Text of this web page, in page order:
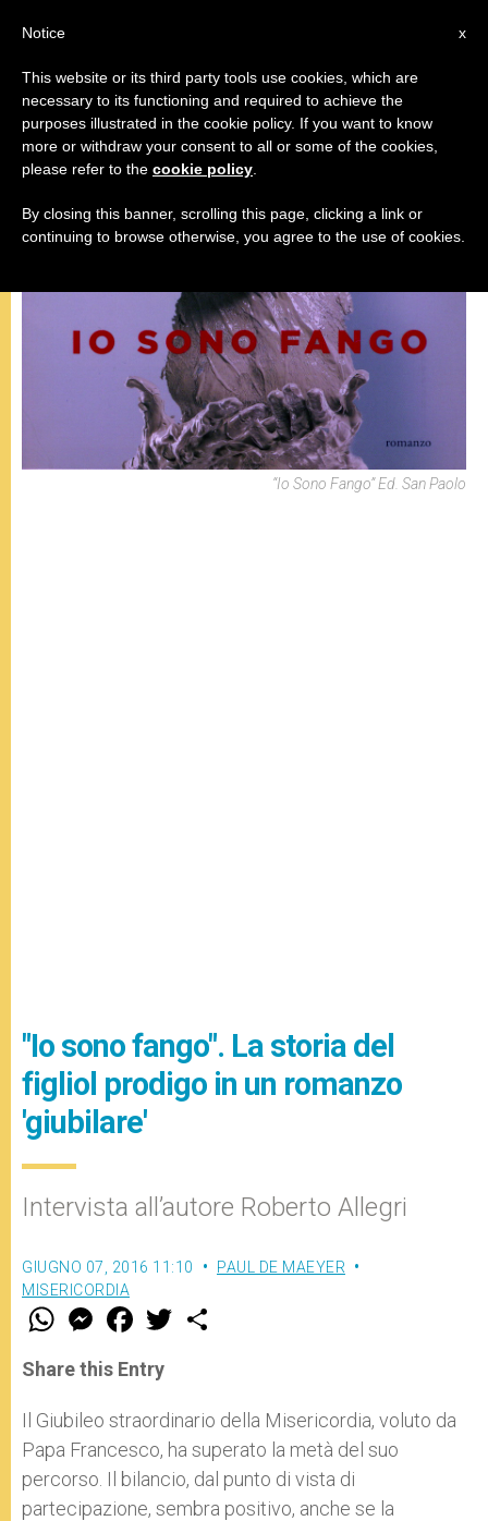
MISERICORDIA
“Io Sono Fango” Ed. San Paolo
"Io sono fango". La storia del
figliol prodigo in un romanzo
'giubilare'
Intervista all’autore Roberto Allegri
GIUGNO 07, 2016 11:10
PAUL DE MAEYER
MISERICORDIA
W
t
s
p
p
M
e
s
e
g
e
r
F
a
e
b
o
k
w
r
Share this Entry
Il Giubileo straordinario della Misericordia, voluto da
Papa Francesco, ha superato la metà del suo
percorso. Il bilancio, dal punto di vista di
partecipazione, sembra positivo, anche se la
x
Notice
This website or its third party tools use cookies, which are
necessary to its functioning and required to achieve the
purposes illustrated in the cookie policy. If you want to know
more or withdraw your consent to all or some of the cookies,
please refer to the cookie policy
By closing this banner, scrolling this page, clicking a link or
continuing to browse otherwise, you agree to the use of cookies.